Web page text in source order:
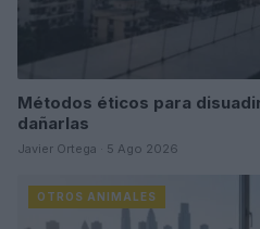
Métodos éticos para
dañarlas
Javier Ortega · 5 Ago 2026
OTROS ANIMALES